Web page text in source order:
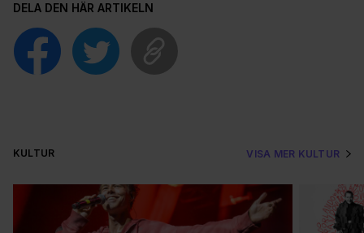
DELA DEN HÄR ARTIKELN
KULTUR VISA MER KULTUR